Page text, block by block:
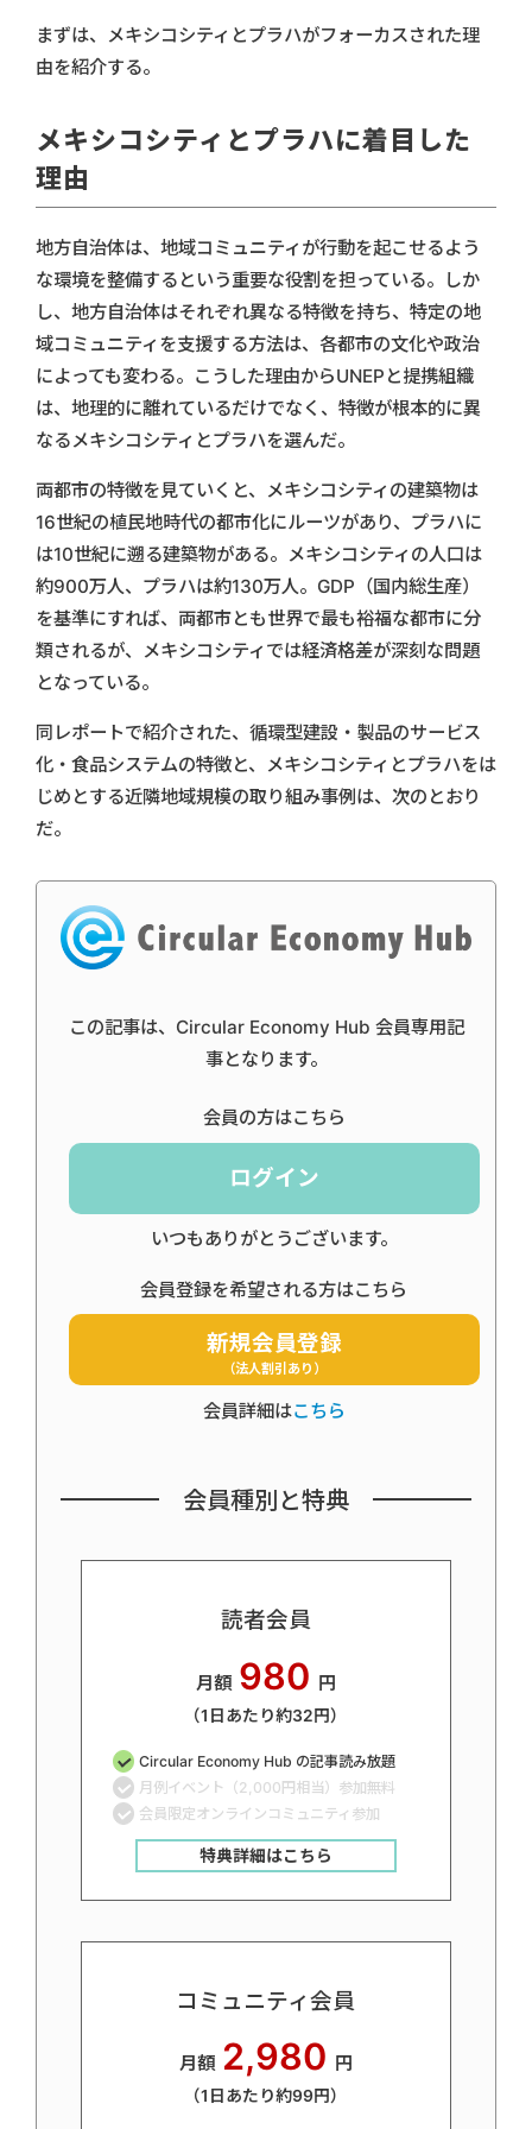
まずは、メキシコシティとプラハがフォーカスされた理
由を紹介する。
メキシコシティとプラハに着目した
理由
地方自治体は、地域コミュニティが行動を起こせるよう
な環境を整備するという重要な役割を担っている。しか
し、地方自治体はそれぞれ異なる特徴を持ち、特定の地
域コミュニティを支援する方法は、各都市の文化や政治
によっても変わる。こうした理由からUNEPと提携組織
は、地理的に離れているだけでなく、特徴が根本的に異
なるメキシコシティとプラハを選んだ。
両都市の特徴を見ていくと、メキシコシティの建築物は
16世紀の植民地時代の都市化にルーツがあり、プラハに
は10世紀に遡る建築物がある。メキシコシティの人口は
約900万人、プラハは約130万人。GDP（国内総生産）
を基準にすれば、両都市とも世界で最も裕福な都市に分
類されるが、メキシコシティでは経済格差が深刻な問題
となっている。
同レポートで紹介された、循環型建設・製品のサービス
化・食品システムの特徴と、メキシコシティとプラハをは
じめとする近隣地域規模の取り組み事例は、次のとおり
だ。
この記事は、Circular Economy Hub 会員専用記
事となります。
会員の方はこちら
ログイン
いつもありがとうございます。
会員登録を希望される方はこちら
新規会員登録
（法人割引あり）
会員詳細はこちら
会員種別と特典
読者会員
月額 980 円
（1日あたり約32円）
Circular Economy Hub の記事読み放題
月例イベント（2,000円相当）参加無料
会員限定オンラインコミュニティ参加
特典詳細はこちら
コミュニティ会員
月額 2,980 円
（1日あたり約99円）